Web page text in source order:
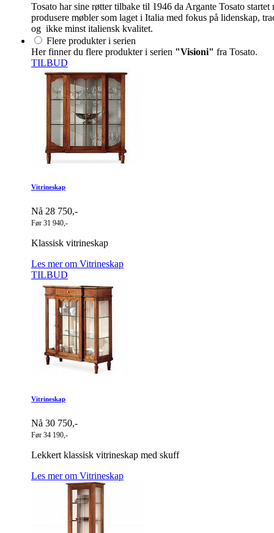
Tosato har sine røtter tilbake til 1946 da Argante Tosato
produsere møbler som laget i Italia med fokus på lidenskap,
og ikke minst italiensk kvalitet.
Flere produkter i serien
Her finner du flere produkter i serien "Visioni" fra Tosato.
TILBUD
Vitrineskap
Nå 28 750,-
Før 31 940,-
Klassisk vitrineskap
Les mer om Vitrineskap
TILBUD
Vitrineskap
Nå 30 750,-
Før 34 190,-
Lekkert klassisk vitrineskap med skuff
Les mer om Vitrineskap